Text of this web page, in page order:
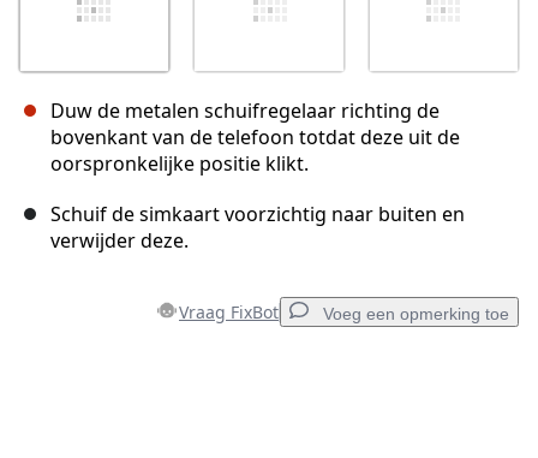
Duw de metalen schuifregelaar richting de
bovenkant van de telefoon totdat deze uit de
oorspronkelijke positie klikt.
Schuif de simkaart voorzichtig naar buiten en
verwijder deze.
Vraag FixBot Voeg een opmerking toe